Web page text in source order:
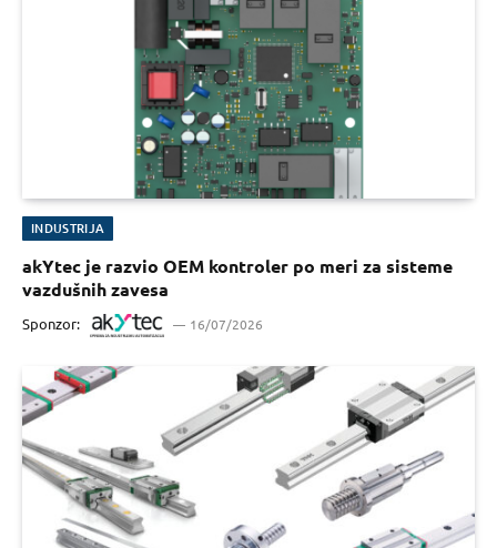
INDUSTRIJA
akYtec je razvio OEM kontroler po meri za sisteme
vazdušnih zavesa
Sponzor: 16/07/2026